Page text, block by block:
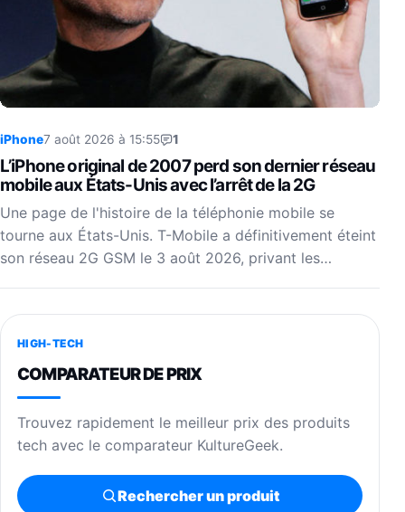
iPhone7 août 2026 à 15:55 1
L’iPhone original de 2007 perd son dernier réseau
mobile aux États-Unis avec l’arrêt de la 2G
Une page de l'histoire de la téléphonie mobile se
tourne aux États-Unis. T-Mobile a définitivement éteint
son réseau 2G GSM le 3 août 2026, privant les…
HIGH-TECH
COMPARATEUR DE PRIX
Trouvez rapidement le meilleur prix des produits
tech avec le comparateur KultureGeek.
Rechercher un produit